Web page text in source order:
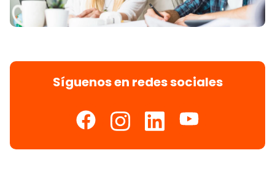
Síguenos en redes sociales